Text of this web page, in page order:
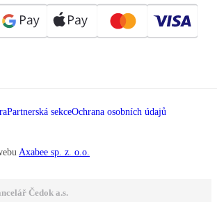
Partnerská sekceOchrana osobních údajů
Axabee sp. z. o.o.
Čedok a.s.